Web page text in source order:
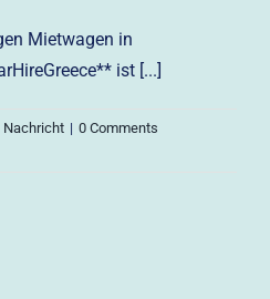
Mietwagen in
ist [...]
Nachricht | 0 Comments